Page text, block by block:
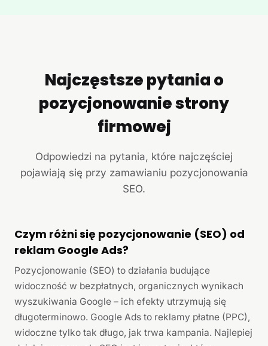
Najczęstsze pytania o
pozycjonowanie strony
firmowej
Odpowiedzi na pytania, które najczęściej
pojawiają się przy zamawianiu pozycjonowania
SEO.
Czym różni się pozycjonowanie (SEO) od
reklam Google Ads?
Pozycjonowanie (SEO) to działania budujące
widoczność w bezpłatnych, organicznych wynikach
wyszukiwania Google – ich efekty utrzymują się
długoterminowo. Google Ads to reklamy płatne (PPC),
widoczne tylko tak długo, jak trwa kampania. Najlepiej